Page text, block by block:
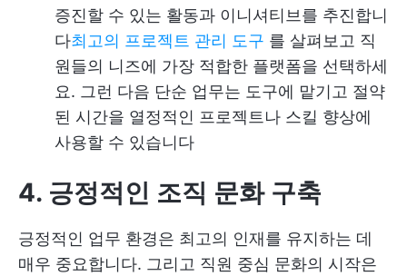
증진할 수 있는 활동과 이니셔티브를 추진합니
다최고의 프로젝트 관리 도구 를 살펴보고 직
원들의 니즈에 가장 적합한 플랫폼을 선택하세
요. 그런 다음 단순 업무는 도구에 맡기고 절약
된 시간을 열정적인 프로젝트나 스킬 향상에
사용할 수 있습니다
4. 긍정적인 조직 문화 구축
긍정적인 업무 환경은 최고의 인재를 유지하는 데
매우 중요합니다. 그리고 직원 중심 문화의 시작은